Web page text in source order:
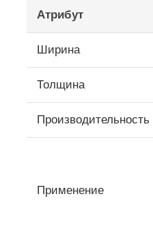
Свяжитесь с нами
Новости
Случаи
линия штранг-
Линия
Атрибут
Ширина
Толщина
Производительность
Применение